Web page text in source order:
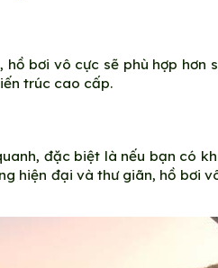
bơi vô cực sẽ phù hợp hơn
trúc cao cấp.
đặc biệt là nếu bạn có
hiện đại và thư giãn, hồ bơi